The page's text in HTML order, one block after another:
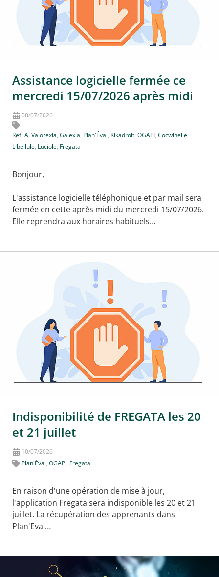
Assistance logicielle fermée ce
mercredi 15/07/2026 après midi
08/07/2026
RefEA, Valorexia, Galexia, Plan'Éval, Kikadroit, OGAPI, Cocwinelle,
Libellule, Luciole, Fregata
Bonjour,
L'assistance logicielle téléphonique et par mail sera
fermée en cette après midi du mercredi 15/07/2026.
Elle reprendra aux horaires habituels…
Indisponibilité de FREGATA les 20
et 21 juillet
10/07/2026
Plan'Éval,OGAPI, Fregata
En raison d'une opération de mise à jour,
l'application Fregata sera indisponible les 20 et 21
juillet. La récupération des apprenants dans
Plan'Eval…